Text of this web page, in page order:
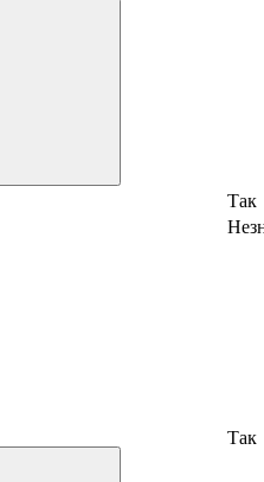
Так
Так